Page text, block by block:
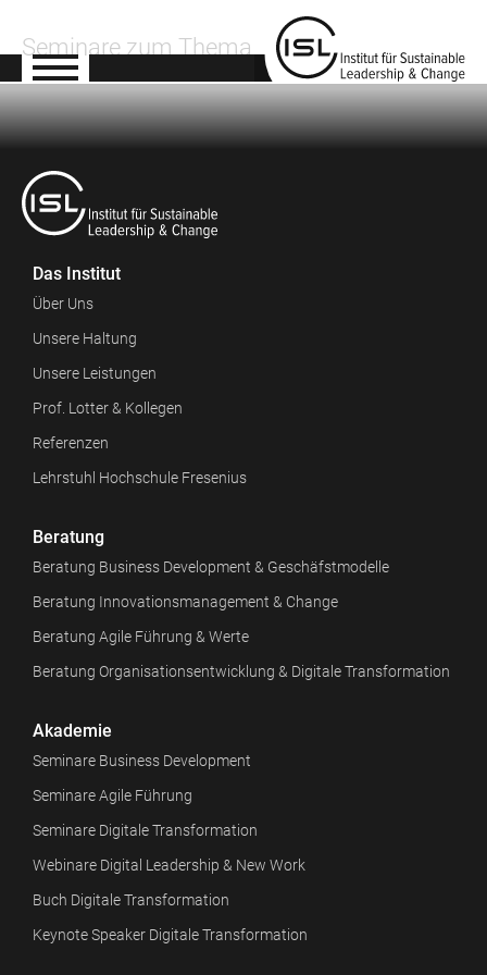
Seminare zum Thema
Das Institut
Über Uns
Unsere Haltung
Unsere Leistungen
Prof. Lotter & Kollegen
Referenzen
Lehrstuhl Hochschule Fresenius
Beratung
Beratung Business Development & Geschäfstmodelle
Beratung Innovationsmanagement & Change
Beratung Agile Führung & Werte
Beratung Organisationsentwicklung & Digitale Transformation
Akademie
Seminare Business Development
Seminare Agile Führung
Seminare Digitale Transformation
Webinare Digital Leadership & New Work
Buch Digitale Transformation
Keynote Speaker Digitale Transformation